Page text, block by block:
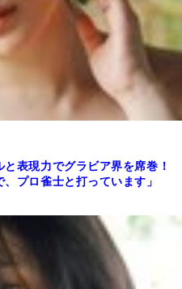
表現力でグラビア界を席巻！
プロ雀士と打っています」